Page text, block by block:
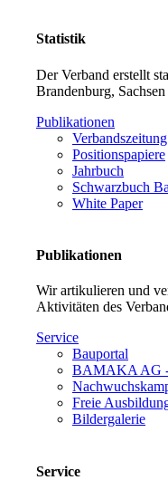
Statistik
Der Verband erstellt
Brandenburg,
Publikationen
Positionspapiere
Jahrbuch
Schwarzbuch
White Paper
Publikationen
Wir artikulieren und
Aktivitäten des
Service
Bauportal
BAMAKA AG -
Freie
Bildergalerie
Service